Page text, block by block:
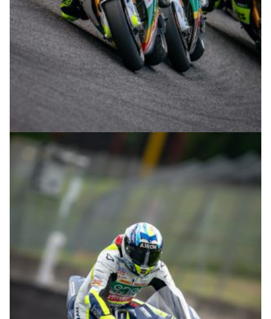
© R.Lekl & S.Wobser